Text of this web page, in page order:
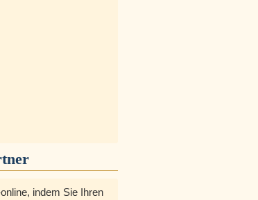
indem Sie Ihren